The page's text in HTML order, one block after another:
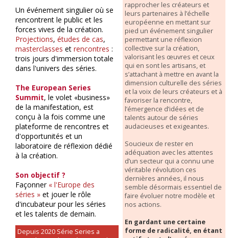
Un événement singulier où se
rencontrent le public et les
forces vives de la création.
Projections,études de cas,
masterclasses etrencontres :
trois jours d'immersion totale
dans l'univers des séries.
The European Series
Summit, le volet «business»
de la manifestation, est
conçu à la fois comme une
plateforme de rencontres et
d'opportunités et un
laboratoire de réflexion dédié
à la création.
Son objectif ?
Façonner « l'Europe des
séries » et jouer le rôle
d'incubateur pour les séries
et les talents de demain.
Depuis 2020 Série Series a
rapprocher les créateurs et
leurs partenaires à l’échelle
européenne en mettant sur
pied un événement singulier
permettant une réflexion
collective sur la création,
valorisant les œuvres et ceux
qui en sont les artisans, et
s’attachant à mettre en avant la
dimension culturelle des séries
et la voix de leurs créateurs et à
favoriser la rencontre,
l’émergence d’idées et de
talents autour de séries
audacieuses et exigeantes.
Soucieux de rester en
adéquation avec les attentes
d’un secteur qui a connu une
véritable révolution ces
dernières années, il nous
semble désormais essentiel de
faire évoluer notre modèle et
nos actions.
En gardant une certaine
forme de radicalité, en étant